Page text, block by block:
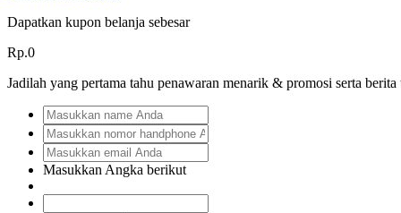
Dapatkan kupon belanja sebesar
Rp.0
Jadilah yang pertama tahu penawaran menarik & promosi serta
Masukkan Angka berikut